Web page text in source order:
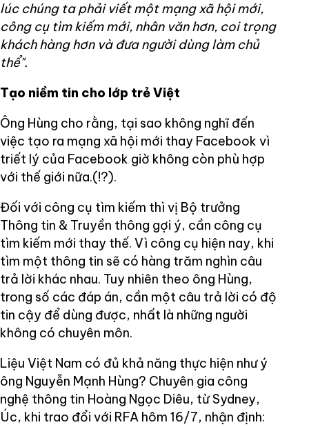
lúc chúng ta phải viết một mạng xã hội mới,
công cụ tìm kiếm mới, nhân văn hơn, coi trọng
khách hàng hơn và đưa người dùng làm chủ
thể".
Tạo niềm tin cho lớp trẻ Việt
Ông Hùng cho rằng, tại sao không nghĩ đến
việc tạo ra mạng xã hội mới thay Facebook vì
triết lý của Facebook giờ không còn phù hợp
với thế giới nữa.(!?).
Đối với công cụ tìm kiếm thì vị Bộ trưởng
Thông tin & Truyền thông gợi ý, cần công cụ
tìm kiếm mới thay thế. Vì công cụ hiện nay, khi
tìm một thông tin sẽ có hàng trăm nghìn câu
trả lời khác nhau. Tuy nhiên theo ông Hùng,
trong số các đáp án, cần một câu trả lời có độ
tin cậy để dùng được, nhất là những người
không có chuyên môn.
Liệu Việt Nam có đủ khả năng thực hiện như ý
ông Nguyễn Mạnh Hùng? Chuyên gia công
nghệ thông tin Hoàng Ngọc Diêu, từ Sydney,
Úc, khi trao đổi với RFA hôm 16/7, nhận định: